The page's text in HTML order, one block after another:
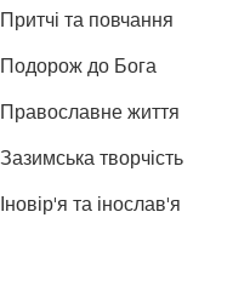
Притчі та повчання
Подорож до Бога
Православне життя
Зазимська творчість
Іновір'я та інослав'я